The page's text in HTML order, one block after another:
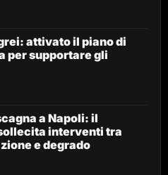
attivato il piano di
per supportare gli
a Napoli: il
interventi tra
e degrado